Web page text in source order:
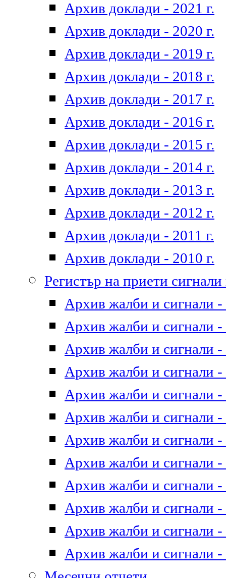
Архив доклади - 2021 г.
Архив доклади - 2020 г.
Архив доклади - 2019 г.
Архив доклади - 2018 г.
Архив доклади - 2017 г.
Архив доклади - 2016 г.
Архив доклади - 2015 г.
Архив доклади - 2014 г.
Архив доклади - 2013 г.
Архив доклади - 2012 г.
Архив доклади - 2011 г.
Архив доклади - 2010 г.
Регистър на приети
Архив жалби и сигнали -
Архив жалби и сигнали -
Архив жалби и сигнали -
Архив жалби и сигнали -
Архив жалби и сигнали -
Архив жалби и сигнали -
Архив жалби и сигнали -
Архив жалби и сигнали -
Архив жалби и сигнали -
Архив жалби и сигнали -
Архив жалби и сигнали -
Архив жалби и сигнали -